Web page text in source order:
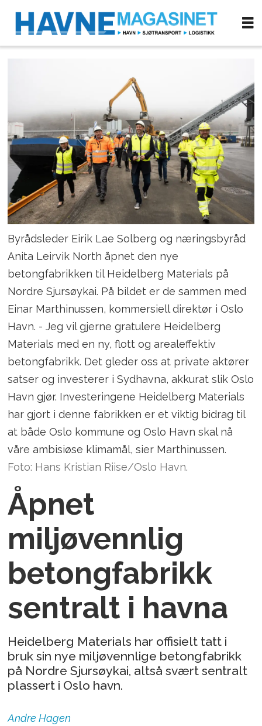
Byrådsleder Eirik Lae Solberg og næringsbyråd
Anita Leirvik North åpnet den nye
betongfabrikken til Heidelberg Materials på
Nordre Sjursøykai. På bildet er de sammen med
Einar Marthinussen, kommersiell direktør i Oslo
Havn. - Jeg vil gjerne gratulere Heidelberg
Materials med en ny, flott og arealeffektiv
betongfabrikk. Det gleder oss at private aktører
satser og investerer i Sydhavna, akkurat slik Oslo
Havn gjør. Investeringene Heidelberg Materials
har gjort i denne fabrikken er et viktig bidrag til
at både Oslo kommune og Oslo Havn skal nå
våre ambisiøse klimamål, sier Marthinussen.
Foto: Hans Kristian Riise/Oslo Havn.
Åpnet
miljøvennlig
betongfabrikk
sentralt i havna
Heidelberg Materials har offisielt tatt i
bruk sin nye miljøvennlige betongfabrikk
på Nordre Sjursøykai, altså svært sentralt
plassert i Oslo havn.
Andre Hagen